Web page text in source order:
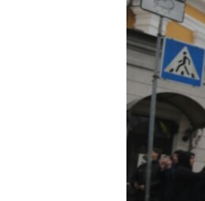
УКРАЇНСЬКА ПРОБЛЕМА КРИМУ